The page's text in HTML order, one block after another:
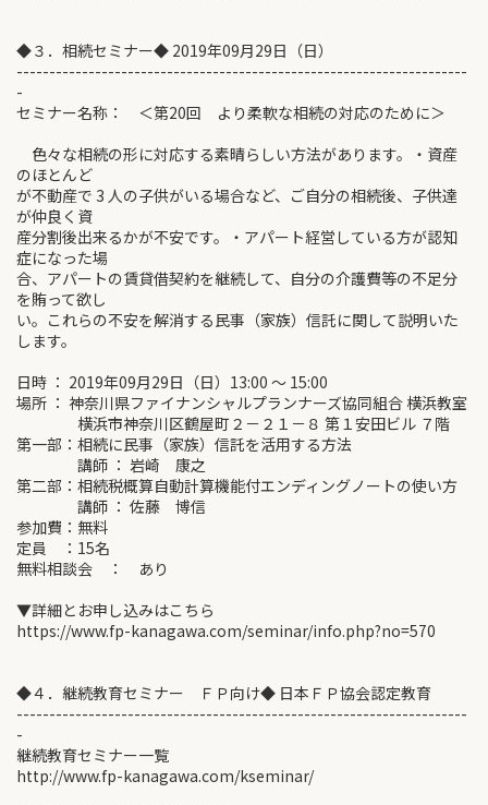
◆３．相続セミナー◆ 2019年09月29日（日）
---------------------------------------------------------------------
-
セミナー名称： ＜第20回 より柔軟な相続の対応のために＞
色々な相続の形に対応する素晴らしい方法があります。・資産
のほとんど
が不動産で 3 人の子供がいる場合など、ご自分の相続後、子供達
が仲良く資
産分割後出来るかが不安です。・アパート経営している方が認知
症になった場
合、アパートの賃貸借契約を継続して、自分の介護費等の不足分
を賄って欲し
い。これらの不安を解消する民事（家族）信託に関して説明いた
します。
日時 ： 2019年09月29日（日）13:00 ～ 15:00
場所 ： 神奈川県ファイナンシャルプランナーズ協同組合 横浜教室
横浜市神奈川区鶴屋町２－２１－８ 第１安田ビル ７階
第一部：相続に民事（家族）信託を活用する方法
講師 ： 岩崎 康之
第二部：相続税概算自動計算機能付エンディングノートの使い方
講師 ： 佐藤 博信
参加費：無料
定員 ：15名
無料相談会 ： あり
▼詳細とお申し込みはこちら
https://www.fp-kanagawa.com/seminar/info.php?no=570
◆４．継続教育セミナー ＦＰ向け◆ 日本ＦＰ協会認定教育
---------------------------------------------------------------------
-
継続教育セミナー一覧
http://www.fp-kanagawa.com/kseminar/